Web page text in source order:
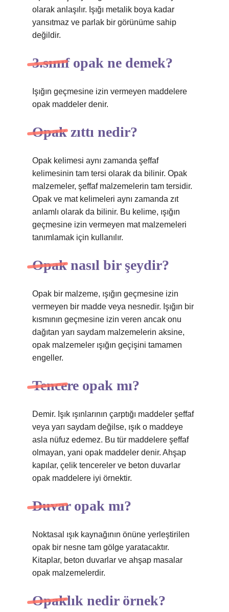
olarak anlaşılır. Işığı metalik boya kadar
yansıtmaz ve parlak bir görünüme sahip
değildir.
3.sınıf opak ne demek?
Işığın geçmesine izin vermeyen maddelere
opak maddeler denir.
Opak zıttı nedir?
Opak kelimesi aynı zamanda şeffaf
kelimesinin tam tersi olarak da bilinir. Opak
malzemeler, şeffaf malzemelerin tam tersidir.
Opak ve mat kelimeleri aynı zamanda zıt
anlamlı olarak da bilinir. Bu kelime, ışığın
geçmesine izin vermeyen mat malzemeleri
tanımlamak için kullanılır.
Opak nasıl bir şeydir?
Opak bir malzeme, ışığın geçmesine izin
vermeyen bir madde veya nesnedir. Işığın bir
kısmının geçmesine izin veren ancak onu
dağıtan yarı saydam malzemelerin aksine,
opak malzemeler ışığın geçişini tamamen
engeller.
Tencere opak mı?
Demir. Işık ışınlarının çarptığı maddeler şeffaf
veya yarı saydam değilse, ışık o maddeye
asla nüfuz edemez. Bu tür maddelere şeffaf
olmayan, yani opak maddeler denir. Ahşap
kapılar, çelik tencereler ve beton duvarlar
opak maddelere iyi örnektir.
Duvar opak mı?
Noktasal ışık kaynağının önüne yerleştirilen
opak bir nesne tam gölge yaratacaktır.
Kitaplar, beton duvarlar ve ahşap masalar
opak malzemelerdir.
Opaklık nedir örnek?